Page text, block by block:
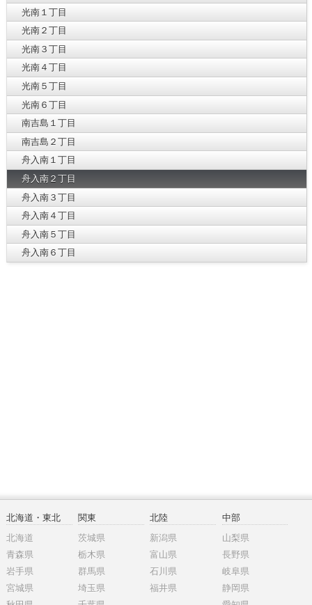
光南１丁目
光南２丁目
光南３丁目
光南４丁目
光南５丁目
光南６丁目
南吉島１丁目
南吉島２丁目
舟入南１丁目
舟入南２丁目
舟入南３丁目
舟入南４丁目
舟入南５丁目
舟入南６丁目
北海道・東北
北海道
青森県
岩手県
宮城県
関東
茨城県
栃木県
群馬県
埼玉県
北陸
新潟県
富山県
石川県
福井県
中部
山梨県
長野県
岐阜県
静岡県